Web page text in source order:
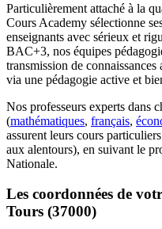
Particulièrement attaché à la
Cours Academy sélectionne
enseignants avec sérieux et
BAC+3, nos équipes
transmission de connaissances
via une pédagogie active et
Nos professeurs experts dans
(mathématiques, français,
assurent leurs cours
aux alentours), en suivant le
Nationale.
Les coordonnées de
Tours (37000)